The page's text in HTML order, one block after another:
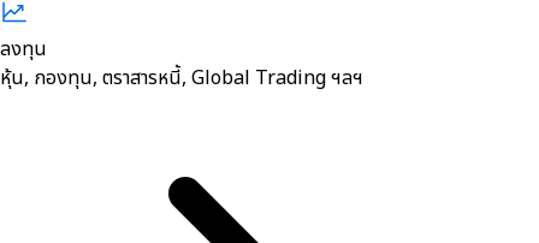
ลงทุน
หุ้น, กองทุน, ตราสารหนี้, Global Trading ฯลฯ